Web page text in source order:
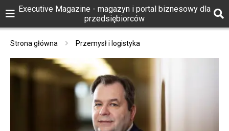
Executive Magazine - magazyn i portal biznesowy dla
przedsiębiorców
Strona główna Przemysł i logistyka